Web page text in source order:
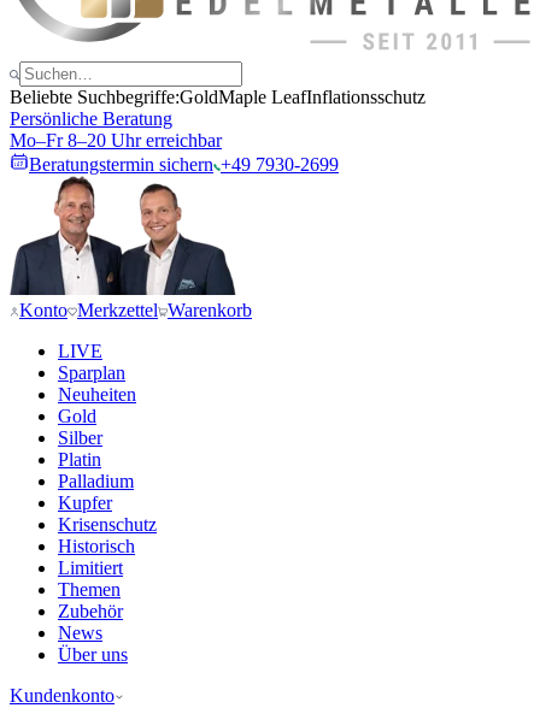
Beliebte Suchbegriffe:GoldMaple LeafInflationsschutz
Persönliche Beratung
Mo–Fr 8–20 Uhr erreichbar
Beratungstermin sichern +49 7930-2699
Konto Merkzettel Warenkorb
LIVE
Sparplan
Neuheiten
Gold
Silber
Platin
Palladium
Kupfer
Krisenschutz
Historisch
Limitiert
Themen
Zubehör
News
Über uns
Kundenkonto